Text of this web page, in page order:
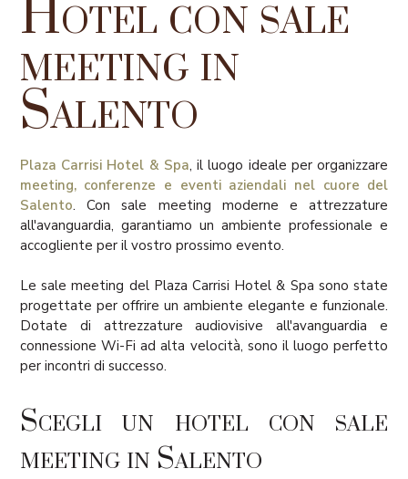
Hotel con sale
meeting in
Salento
Plaza Carrisi Hotel & Spa, il luogo ideale per organizzare
meeting, conferenze e eventi aziendali nel cuore del
Salento. Con sale meeting moderne e attrezzature
all'avanguardia, garantiamo un ambiente professionale e
accogliente per il vostro prossimo evento.
Le sale meeting del Plaza Carrisi Hotel & Spa sono state
progettate per offrire un ambiente elegante e funzionale.
Dotate di attrezzature audiovisive all'avanguardia e
connessione Wi-Fi ad alta velocità, sono il luogo perfetto
per incontri di successo.
Scegli un hotel con sale
meeting in Salento